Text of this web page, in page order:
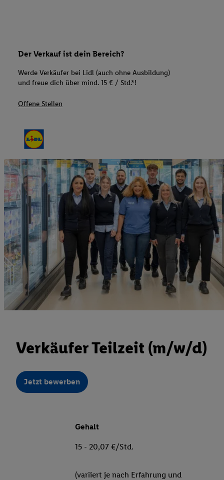
Der Verkauf ist dein Bereich?
Werde Verkäufer bei Lidl (auch ohne Ausbildung)
und freue dich über mind. 15 € / Std.*!
Offene Stellen
Verkäufer Teilzeit (m/w/d)
Jetzt bewerben
Gehalt
15 - 20,07 €/Std.
(variiert je nach Erfahrung und